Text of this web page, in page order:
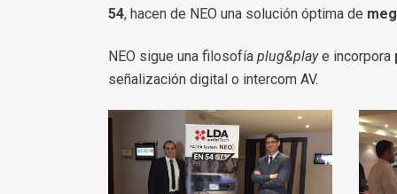
54, hacen de NEO una solución óptima de
NEO sigue una filosofía plug&playe incorpora
señalización digital o intercom AV.